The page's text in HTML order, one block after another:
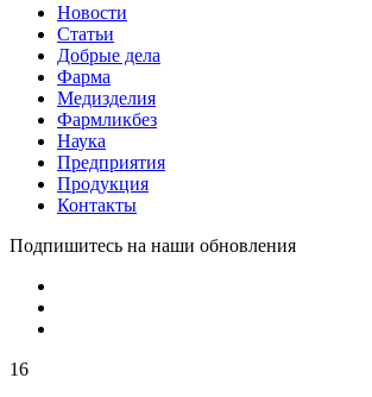
Новости
Статьи
Добрые дела
Фарма
Медизделия
Фармликбез
Наука
Предприятия
Продукция
Контакты
Подпишитесь на наши обновления
16